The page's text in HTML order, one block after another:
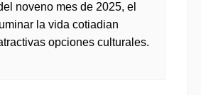
noveno mes de 2025, el
la vida cotiadian
opciones culturales.